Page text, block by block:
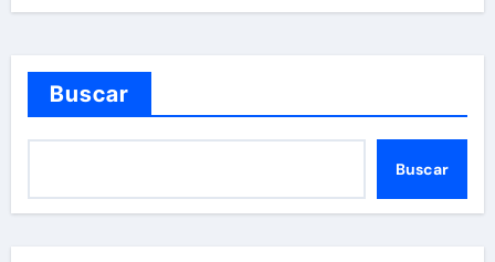
Buscar
Buscar